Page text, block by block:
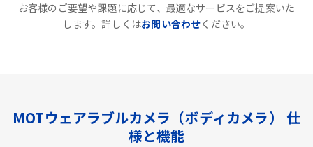
お客様のご要望や課題に応じて、最適なサービスをご提案いた
します。詳しくはお問い合わせください。
MOTウェアラブルカメラ（ボディカメラ） 仕
様と機能